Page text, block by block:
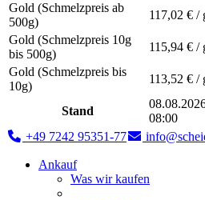
Gold (Schmelzpreis ab
500g)
117,02 € /
Gold (Schmelzpreis 10g
bis 500g)
115,94 € /
Gold (Schmelzpreis bis
10g)
113,52 € /
Stand
08:00
+49 7242 95351-77
Ankauf
Was wir kaufen